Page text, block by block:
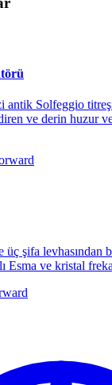
Solfeggio
ve derin huzur
şifa levhasından
Esma ve kristal